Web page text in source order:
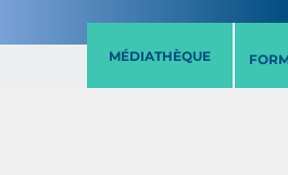
MÉDIATHÈQUE